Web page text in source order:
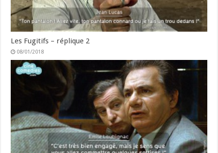
Les Fugitifs – réplique 2
08/01/2018